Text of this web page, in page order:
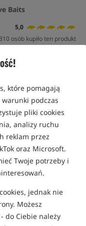
które pomagają
podczas
pliki cookies
analizy ruchu
reklam przez
oraz Microsoft.
Twoje potrzeby i
jednak nie
Możesz
do Ciebie należy
Baits
5,0
osób kupiło ten produkt